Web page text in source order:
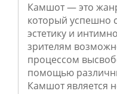
Камшот — это
который успешно
эстетику и
зрителям
процессом
помощью
Камшот является